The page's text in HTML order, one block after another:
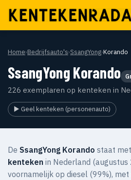
Home›Bedrijfsauto's›SsangYong›Korando
SsangYong Korando
226 exemplaren op kenteken in
▶ Geel kenteken (personenauto)
De SsangYong Korando staat met
kenteken in Nederland
voornamelijk op diesel (99%),